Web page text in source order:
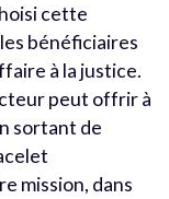
cette
bénéficiaires
à la justice.
peut offrir à
sortant de
mission, dans